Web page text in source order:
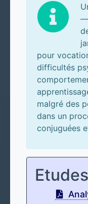
—
pour
difficultés
malgré des
dans un
conjuguées
Etudes